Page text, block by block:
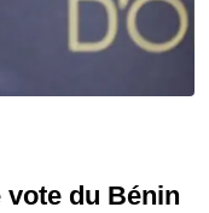
vote du Bénin